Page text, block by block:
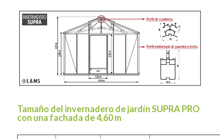
Tamaño del invernadero de jardín SUPRA PRO
con una fachada de 4,60 m